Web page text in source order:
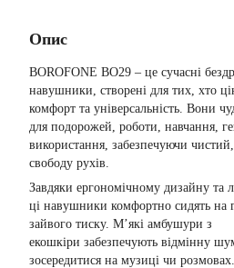
Опис
BOROFONE BO29 – це сучасні
навушники, створені для тих, хто
комфорт та універсальність. Вони
для подорожей, роботи, навчання,
використання, забезпечуючи
свободу рухів.
Завдяки ергономічному дизайну та
ці навушники комфортно сидять на
зайвого тиску. М’які амбушури з
екошкіри забезпечують відмінну
зосередитися на музиці чи розмовах.